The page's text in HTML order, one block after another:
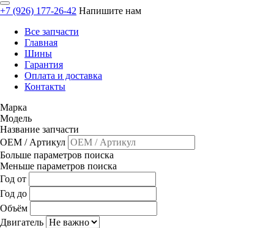
+7 (926) 177-26-42 Напишите нам
Все запчасти
Главная
Шины
Гарантия
Оплата и доставка
Контакты
Марка
Модель
Название запчасти
OEM / Артикул
Больше параметров поиска
Меньше параметров поиска
Год от
Год до
Объём
Двигатель